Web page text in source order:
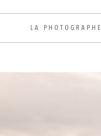
LA PHOTOGRAPHE